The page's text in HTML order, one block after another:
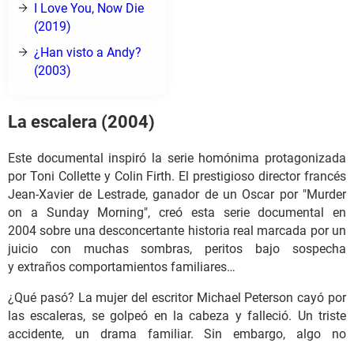
I Love You, Now Die
(2019)
¿Han visto a Andy?
(2003)
La escalera (2004)
Este documental inspiró la serie homónima protagonizada
por Toni Collette y Colin Firth. El prestigioso director francés
Jean-Xavier de Lestrade, ganador de un Oscar por "Murder
on a Sunday Morning", creó esta serie documental en
2004 sobre una desconcertante historia real marcada por un
juicio con muchas sombras, peritos bajo sospecha
y extraños comportamientos familiares…
¿Qué pasó? La mujer del escritor Michael Peterson cayó por
las escaleras, se golpeó en la cabeza y falleció. Un triste
accidente, un drama familiar. Sin embargo, algo no